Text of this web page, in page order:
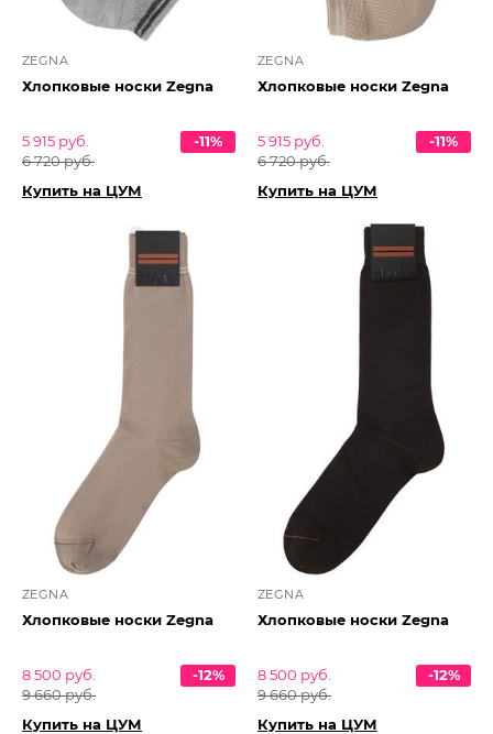
ZEGNA
Хлопковые носки Zegna
5 915 руб.
6 720 руб.
-11%
Купить на ЦУМ
ZEGNA
Хлопковые носки Zegna
5 915 руб.
6 720 руб.
-11%
Купить на ЦУМ
ZEGNA
Хлопковые носки Zegna
8 500 руб.
9 660 руб.
-12%
Купить на ЦУМ
ZEGNA
Хлопковые носки Zegna
8 500 руб.
9 660 руб.
-12%
Купить на ЦУМ